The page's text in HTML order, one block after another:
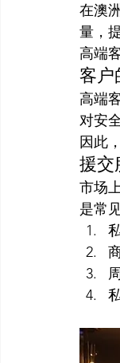
在澳
量，
高端
客户
高端
对安
因此
援交
市场
是常